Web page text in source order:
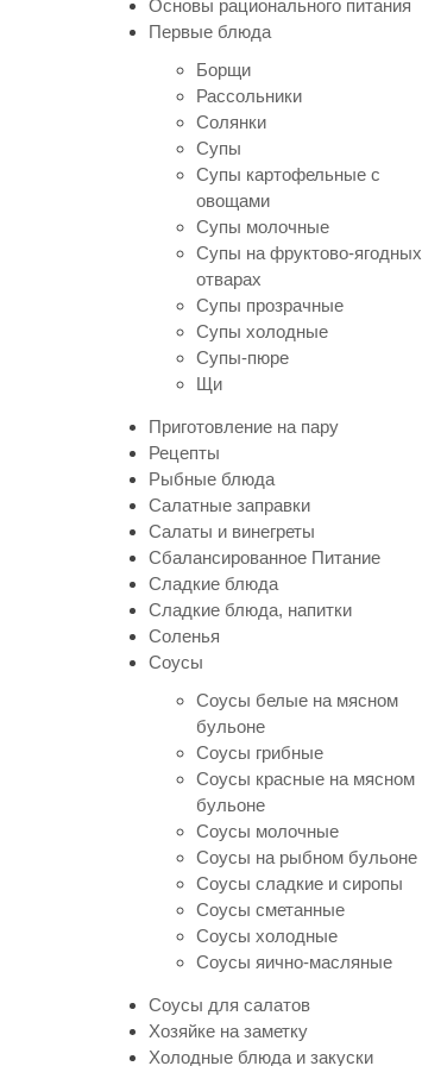
Основы рационального питания
Первые блюда
Борщи
Рассольники
Солянки
Супы
Супы картофельные с
овощами
Супы молочные
Супы на фруктово-ягодных
отварах
Супы прозрачные
Супы холодные
Супы-пюре
Щи
Приготовление на пару
Рецепты
Рыбные блюда
Салатные заправки
Салаты и винегреты
Сбалансированное Питание
Сладкие блюда
Сладкие блюда, напитки
Соленья
Соусы
Соусы белые на мясном
бульоне
Соусы грибные
Соусы красные на мясном
бульоне
Соусы молочные
Соусы на рыбном бульоне
Соусы сладкие и сиропы
Соусы сметанные
Соусы холодные
Соусы яично-масляные
Соусы для салатов
Хозяйке на заметку
Холодные блюда и закуски